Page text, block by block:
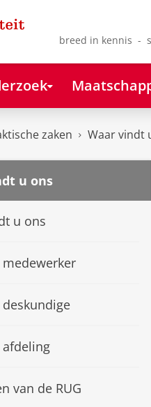
breed in kennis -
zaken Waar vindt
u ons
u ons
medewerker
afdeling
van de RUG